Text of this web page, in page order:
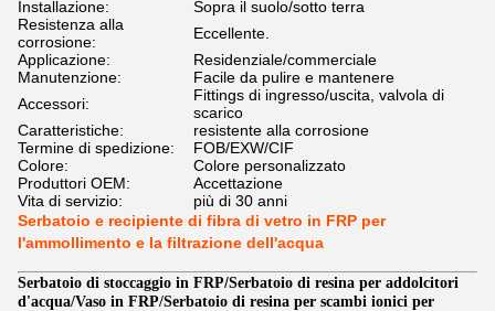
Installazione:
Sopra il suolo/sotto terra
Resistenza alla
corrosione:
Eccellente.
Applicazione:
Residenziale/commerciale
Manutenzione:
Facile da pulire e mantenere
Accessori:
Fittings di ingresso/uscita, valvola di
scarico
Caratteristiche:
resistente alla corrosione
Termine di spedizione:
FOB/EXW/CIF
Colore:
Colore personalizzato
Produttori OEM:
Accettazione
Vita di servizio:
più di 30 anni
Serbatoio e recipiente di fibra di vetro in FRP per
l'ammollimento e la filtrazione dell'acqua
Serbatoio di stoccaggio in FRP/Serbatoio di resina per addolcitori
d'acqua/Vaso in FRP/Serbatoio di resina per scambi ionici per